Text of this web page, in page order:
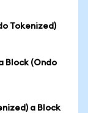
Tokenized)
Block (Ondo
a Block